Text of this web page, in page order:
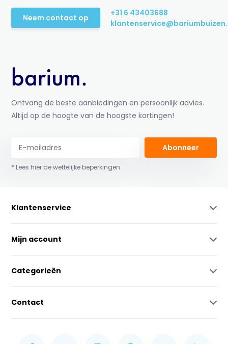
Neem contact op
+31 6 43403688
Ontvang de beste aanbiedingen en persoonlijk advies.
Altijd op de hoogte van de hoogste kortingen!
Abonneer
* Lees hier de wettelijke beperkingen
Klantenservice
Mijn account
Categorieën
Contact